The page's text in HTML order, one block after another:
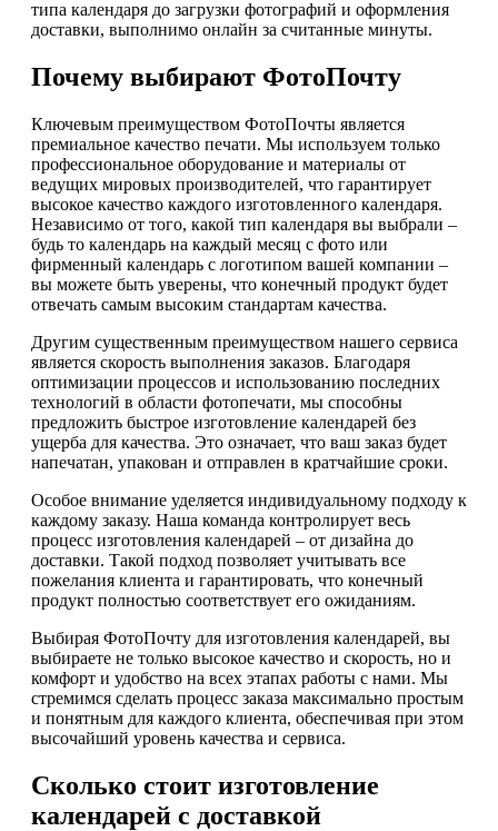
типа календаря до загрузки фотографий и оформления
доставки, выполнимо онлайн за считанные минуты.
Почему выбирают ФотоПочту
Ключевым преимуществом ФотоПочты является
премиальное качество печати. Мы используем только
профессиональное оборудование и материалы от
ведущих мировых производителей, что гарантирует
высокое качество каждого изготовленного календаря.
Независимо от того, какой тип календаря вы выбрали –
будь то календарь на каждый месяц с фото или
фирменный календарь с логотипом вашей компании –
вы можете быть уверены, что конечный продукт будет
отвечать самым высоким стандартам качества.
Другим существенным преимуществом нашего сервиса
является скорость выполнения заказов. Благодаря
оптимизации процессов и использованию последних
технологий в области фотопечати, мы способны
предложить быстрое изготовление календарей без
ущерба для качества. Это означает, что ваш заказ будет
напечатан, упакован и отправлен в кратчайшие сроки.
Особое внимание уделяется индивидуальному подходу к
каждому заказу. Наша команда контролирует весь
процесс изготовления календарей – от дизайна до
доставки. Такой подход позволяет учитывать все
пожелания клиента и гарантировать, что конечный
продукт полностью соответствует его ожиданиям.
Выбирая ФотоПочту для изготовления календарей, вы
выбираете не только высокое качество и скорость, но и
комфорт и удобство на всех этапах работы с нами. Мы
стремимся сделать процесс заказа максимально простым
и понятным для каждого клиента, обеспечивая при этом
высочайший уровень качества и сервиса.
Сколько стоит изготовление
календарей с доставкой